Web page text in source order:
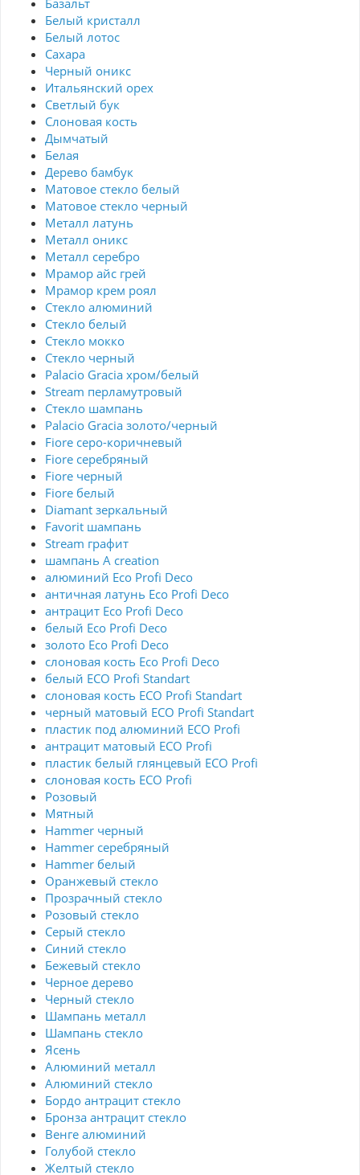
Базальт
Белый кристалл
Белый лотос
Сахара
Черный оникс
Итальянский орех
Светлый бук
Слоновая кость
Дымчатый
Белая
Дерево бамбук
Матовое стекло белый
Матовое стекло черный
Металл латунь
Металл оникс
Металл серебро
Мрамор айс грей
Мрамор крем роял
Стекло алюминий
Стекло белый
Стекло мокко
Стекло черный
Palacio Gracia хром/белый
Stream перламутровый
Стекло шампань
Palacio Gracia золото/черный
Fiore серо-коричневый
Fiore серебряный
Fiore черный
Fiore белый
Diamant зеркальный
Favorit шампань
Stream графит
шампань A creation
алюминий Eco Profi Deco
античная латунь Eco Profi Deco
антрацит Eco Profi Deco
белый Eco Profi Deco
золото Eco Profi Deco
слоновая кость Eco Profi Deco
белый ECO Profi Standart
слоновая кость ECO Profi Standart
черный матовый ECO Profi Standart
пластик под алюминий ECO Profi
антрацит матовый ECO Profi
пластик белый глянцевый ECO Profi
слоновая кость ECO Profi
Розовый
Мятный
Hammer черный
Hammer серебряный
Hammer белый
Оранжевый стекло
Прозрачный стекло
Розовый стекло
Серый стекло
Синий стекло
Бежевый стекло
Черное дерево
Черный стекло
Шампань металл
Шампань стекло
Ясень
Алюминий металл
Алюминий стекло
Бордо антрацит стекло
Бронза антрацит стекло
Венге алюминий
Голубой стекло
Желтый стекло